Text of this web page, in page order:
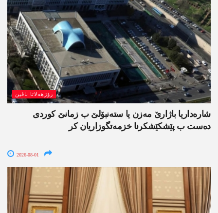
رۆژھەلاتا ناڤین
شارەداریا باژارێ مەزن یا ستەنبۆلێ ب زمانێ کوردی
دەست ب پێشکێشکرنا خزمەتگوزاریان کر
2026-08-01